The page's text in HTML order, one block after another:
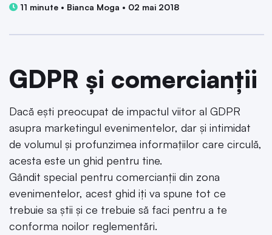
11 minute • Bianca Moga • 02 mai 2018
GDPR și comercianții
Dacă ești preocupat de impactul viitor al GDPR
asupra marketingul evenimentelor, dar și intimidat
de volumul și profunzimea informațiilor care circulă,
acesta este un ghid pentru tine.
Gândit special pentru comercianții din zona
evenimentelor, acest ghid iți va spune tot ce
trebuie sa știi și ce trebuie să faci pentru a te
conforma noilor reglementări.